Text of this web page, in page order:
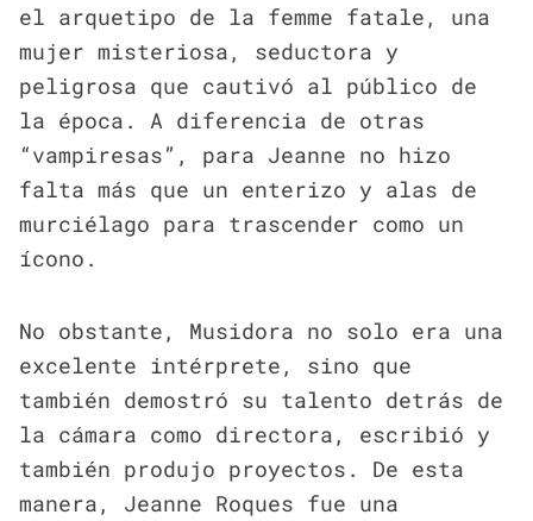
el arquetipo de la femme fatale, una
mujer misteriosa, seductora y
peligrosa que cautivó al público de
la época. A diferencia de otras
“vampiresas”, para Jeanne no hizo
falta más que un enterizo y alas de
murciélago para trascender como un
ícono.
No obstante, Musidora no solo era una
excelente intérprete, sino que
también demostró su talento detrás de
la cámara como directora, escribió y
también produjo proyectos. De esta
manera, Jeanne Roques fue una